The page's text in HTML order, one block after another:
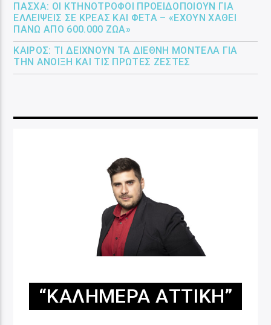
ΠΆΣΧΑ: ΟΙ ΚΤΗΝΟΤΡΌΦΟΙ ΠΡΟΕΙΔΟΠΟΙΟΎΝ ΓΙΑ
ΕΛΛΕΊΨΕΙΣ ΣΕ ΚΡΈΑΣ ΚΑΙ ΦΈΤΑ – «ΈΧΟΥΝ ΧΑΘΕΊ
ΠΆΝΩ ΑΠΌ 600.000 ΖΏΑ»
ΚΑΙΡΌΣ: ΤΙ ΔΕΊΧΝΟΥΝ ΤΑ ΔΙΕΘΝΉ ΜΟΝΤΈΛΑ ΓΙΑ
ΤΗΝ ΆΝΟΙΞΗ ΚΑΙ ΤΙΣ ΠΡΏΤΕΣ ΖΈΣΤΕΣ
“ΚΑΛΗΜΈΡΑ ΑΤΤΙΚΉ”